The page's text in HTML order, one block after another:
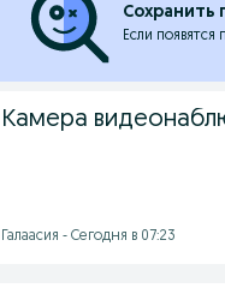
Сохранить
Если
Камера
Галаасия - Сегодня в 07:23